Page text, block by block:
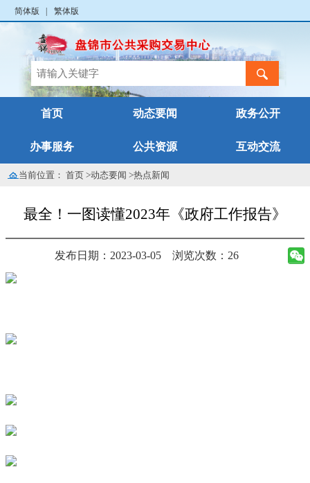
简体版 繁体版
首页 动态要闻 政务公开
办事服务 公共资源 互动交流
当前位置：首页 >动态要闻 >热点新闻
最全！一图读懂2023年《政府工作报告》
发布日期：2023-03-05 浏览次数：26